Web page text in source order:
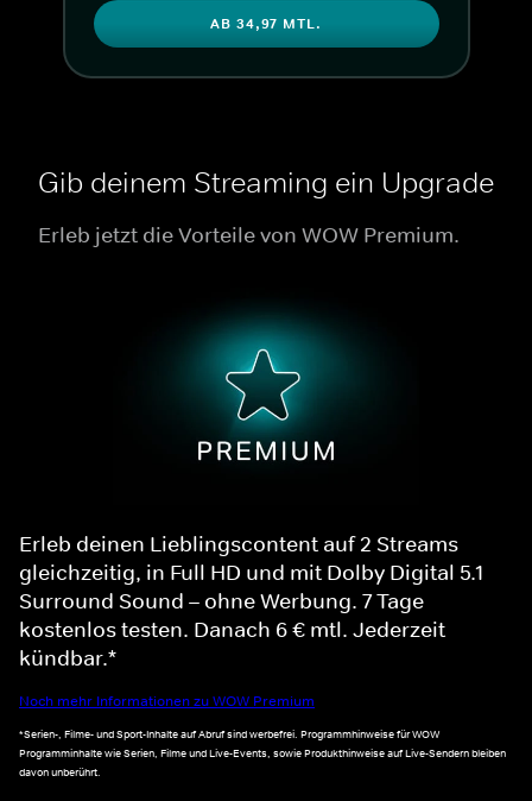
AB 34,97 MTL.
Gib deinem Streaming ein Upgrade
Erleb jetzt die Vorteile von WOW Premium.
Erleb deinen Lieblingscontent auf 2 Streams
gleichzeitig, in Full HD und mit Dolby Digital 5.1
Surround Sound – ohne Werbung. 7 Tage
kostenlos testen. Danach 6 € mtl. Jederzeit
kündbar.*
Noch mehr Informationen zu WOW Premium
*Serien-, Filme- und Sport-Inhalte auf Abruf sind werbefrei. Programmhinweise für WOW
Programminhalte wie Serien, Filme und Live-Events, sowie Produkthinweise auf Live-Sendern bleiben
davon unberührt.